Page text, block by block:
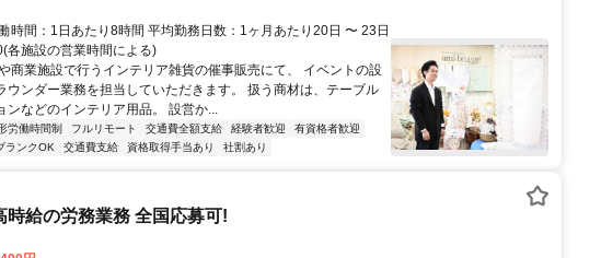
時間：1日あたり8時間 平均勤務日数：1ヶ月あたり20日 〜 23日
各施設の営業時間による)
商業施設で行うインテリア雑貨の催事販売にて、 イベントの設
ウンダー業務を担当していただきます。 扱う商材は、テーブル
ンなどのインテリア用品。 設営か...
労働時間制 フルリモート 交通費全額支給 経験者歓迎
有資格者歓迎
ランクOK 交通費支給 資格取得手当あり 社割あり
時給の労務業務 全国応募可!